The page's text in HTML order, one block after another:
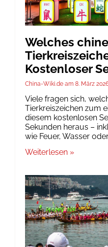
Welches
Kostenloser
China-Wiki.de 8. März
Viele fragen sich,
Tierkreiszeichen zum
diesem kostenlosen
Sekunden heraus –
wie Feuer, Wasser
Weiterlesen »